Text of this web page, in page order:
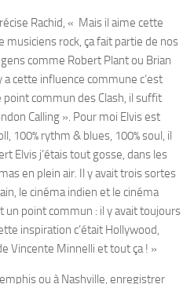
Rachid, « Mais il aime cette
musiciens rock, ça fait partie de nos
comme Robert Plant ou Brian
a cette influence commune c’est
point commun des Clash, il suffit
Calling ». Pour moi Elvis est
100% rythm & blues, 100% soul, il
Elvis j’étais tout gosse, dans les
en plein air. Il y avait trois sortes
le cinéma indien et le cinéma
un point commun : il y avait toujours
inspiration c’était Hollywood,
Vincente Minnelli et tout ça ! »
ou à Nashville, enregistrer